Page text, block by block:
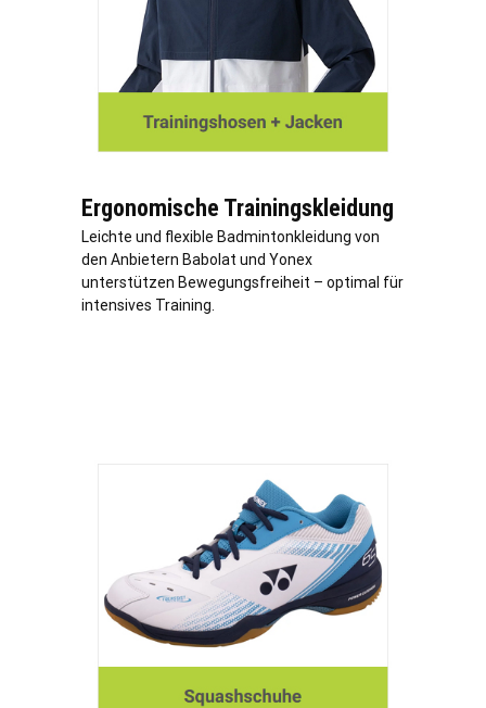
Ergonomische Trainingskleidung
Leichte und flexible Badmintonkleidung von
den Anbietern Babolat und Yonex
unterstützen Bewegungsfreiheit – optimal für
intensives Training.